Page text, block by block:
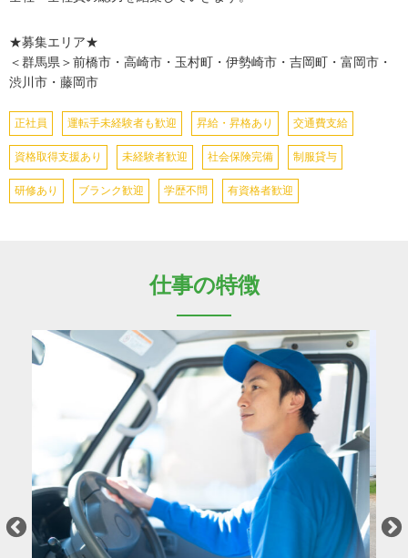
★募集エリア★
＜群馬県＞前橋市・高崎市・玉村町・伊勢崎市・吉岡町・富岡市・
渋川市・藤岡市
正社員 運転手未経験者も歓迎 昇給・昇格あり 交通費支給
資格取得支援あり 未経験者歓迎 社会保険完備 制服貸与
研修あり ブランク歓迎 学歴不問 有資格者歓迎
仕事の特徴